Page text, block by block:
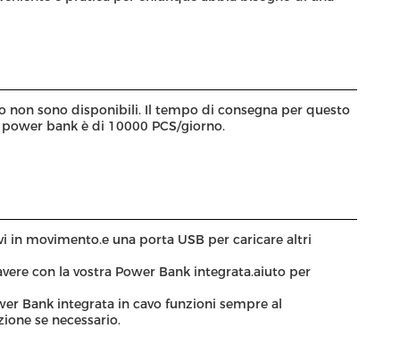
non sono disponibili. Il tempo di consegna per questo
bank è di 10000 PCS/giorno.
movimento.e una porta USB per caricare altri
con la vostra Power Bank integrata.aiuto per
Bank integrata in cavo funzioni sempre al
se necessario.